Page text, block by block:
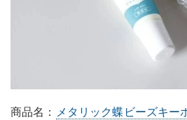
商品名： メタリック蝶ビーズキー